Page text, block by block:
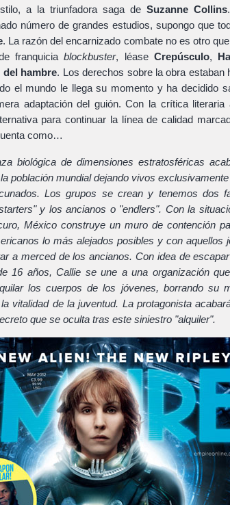
a la triunfadora saga de Suzanne Collins.
número de grandes estudios, supongo que
. La razón del encarnizado combate no es otro
franquiciablockbuster, léase Crepúsculo,
del hambre. Los derechos sobre la obra estaban
el mundo le llega su momento y ha decidido
adaptación del guión. Con la crítica literaria
para continuar la línea de calidad
como…
biológica de dimensiones estratosféricas
población mundial dejando vivos
Los grupos se crean y tenemos dos
y los ancianos o "endlers". Con la
México construye un muro de contención
lo más alejados posibles y con aquellos
a merced de los ancianos. Con idea de
16 años, Callie se une a una organización
los cuerpos de los jóvenes, borrando su
vitalidad de la juventud. La protagonista
que se oculta tras este siniestro "alquiler".